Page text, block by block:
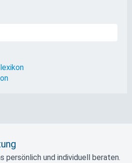
persönlich und individuell beraten.